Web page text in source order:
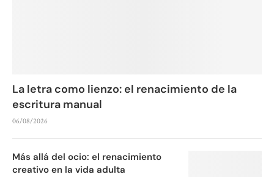
La letra como lienzo: el renacimiento de la
escritura manual
06/08/2026
Más allá del ocio: el renacimiento
creativo en la vida adulta